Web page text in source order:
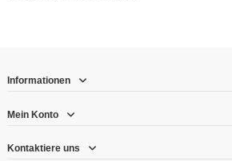
Informationen
Mein Konto
Kontaktiere uns